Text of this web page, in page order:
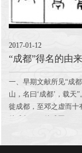
2017-01-12
“成都”得名的由来
一、早期文献所见“成
山，名曰‘成都’，载天
徙成都，至邓之虚而十